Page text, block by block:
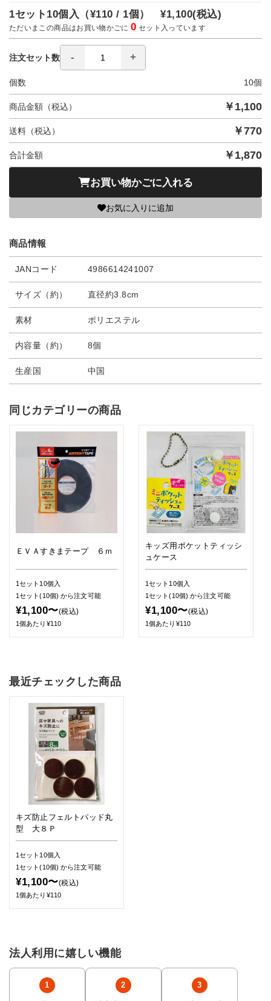
1セット10個入（¥110 / 1個）¥1,100(税込)
ただいまこの商品はお買い物かごに0 セット入っています
注文セット数
個数 10個
商品金額（税込） ￥ 1,100
送料（税込） ￥770
合計金額 ￥ 1,870
お買い物かごに入れる
お気に入りに追加
商品情報
JANコード 4986614241007
サイズ（約） 直径約3.8cm
素材 ポリエステル
内容量（約） 8個
生産国 中国
同じカテゴリーの商品
ＥＶＡすきまテープ ６ｍ
1セット10個入
1セット(10個)から注文可能
¥1,100〜(税込)
1個あたり¥110
キッズ用ポケットティッシ
ュケース
1セット10個入
1セット(10個)から注文可能
¥1,100〜(税込)
1個あたり¥110
最近チェックした商品
キズ防止フェルトパッド丸
型 大８Ｐ
1セット10個入
1セット(10個)から注文可能
¥1,100〜(税込)
1個あたり¥110
法人利用に嬉しい機能